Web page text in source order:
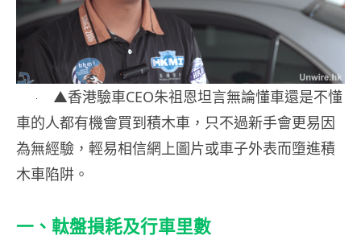
▲香港驗車CEO朱祖恩坦言無論懂車還是不懂
車的人都有機會買到積木車，只不過新手會更易因
為無經驗，輕易相信網上圖片或車子外表而墮進積
木車陷阱。
一、軚盤損耗及行車里數